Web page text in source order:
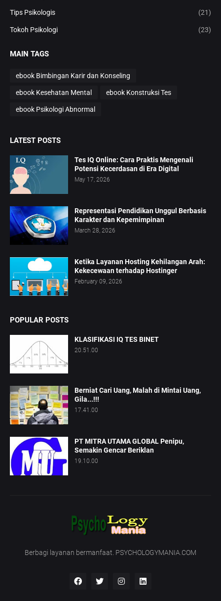
Tips Psikologis (21)
Tokoh Psikologi (23)
MAIN TAGS
ebook Bimbingan Karir dan Konseling
ebook Kesehatan Mental ebook Konstruksi Tes
ebook Psikologi Abnormal
LATEST POSTS
Tes IQ Online: Cara Praktis Mengenali
Potensi Kecerdasan di Era Digital
May 17, 2026
Representasi Pendidikan Unggul Berbasis
Karakter dan Kepemimpinan
March 28, 2026
Ketika Layanan Hosting Kehilangan Arah:
Kekecewaan terhadap Hostinger
February 09, 2026
POPULAR POSTS
KLASIFIKASI IQ TES BINET
20.51.00
Berniat Cari Uang, Malah di Mintai Uang,
Gila...!!!
17.41.00
PT MITRA UTAMA GLOBAL Penipu,
Semakin Gencar Beriklan
19.10.00
Berbagi layanan bermanfaat. PSYCHOLOGYMANIA.COM